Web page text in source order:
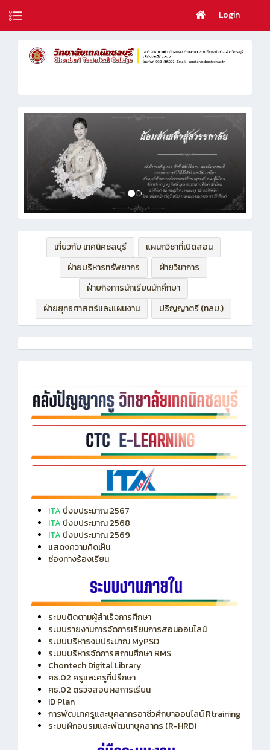
Login
เกี่ยวกับ เทคนิคชลบุรี
แผนกวิชาที่เปิดสอน
ฝ่ายบริหารทรัพยากร
ฝ่ายวิชาการ
ฝ่ายกิจการนักเรียนนักศึกษา
ฝ่ายยุทธศาสตร์และแผนงาน
ปริญญาตรี (ทลบ.)
ITA ปีงบประมาณ 2567
ITA ปีงบประมาณ 2568
ITAปีงบประมาณ 2569
แสดงความคิดเห็น
ช่องทางร้องเรียน
ระบบติดตามผู้สำเร็จการศึกษา
ระบบรายงานการจัดการเรียนการสอนออนไลน์
ระบบบริหารงบประมาณ MyPSD
ระบบบริหารจัดการสถานศึกษา RMS
Chontech Digital Library
ศธ.02 ครูและครูที่ปรึกษา
ศธ.02 ตรวจสอบผลการเรียน
ID Plan
การพัฒนาครูและบุคลากรอาชีวศึกษาออนไลน์ Rtraining
ระบบฝึกอบรมและพัฒนาบุคลากร (R-HRD)